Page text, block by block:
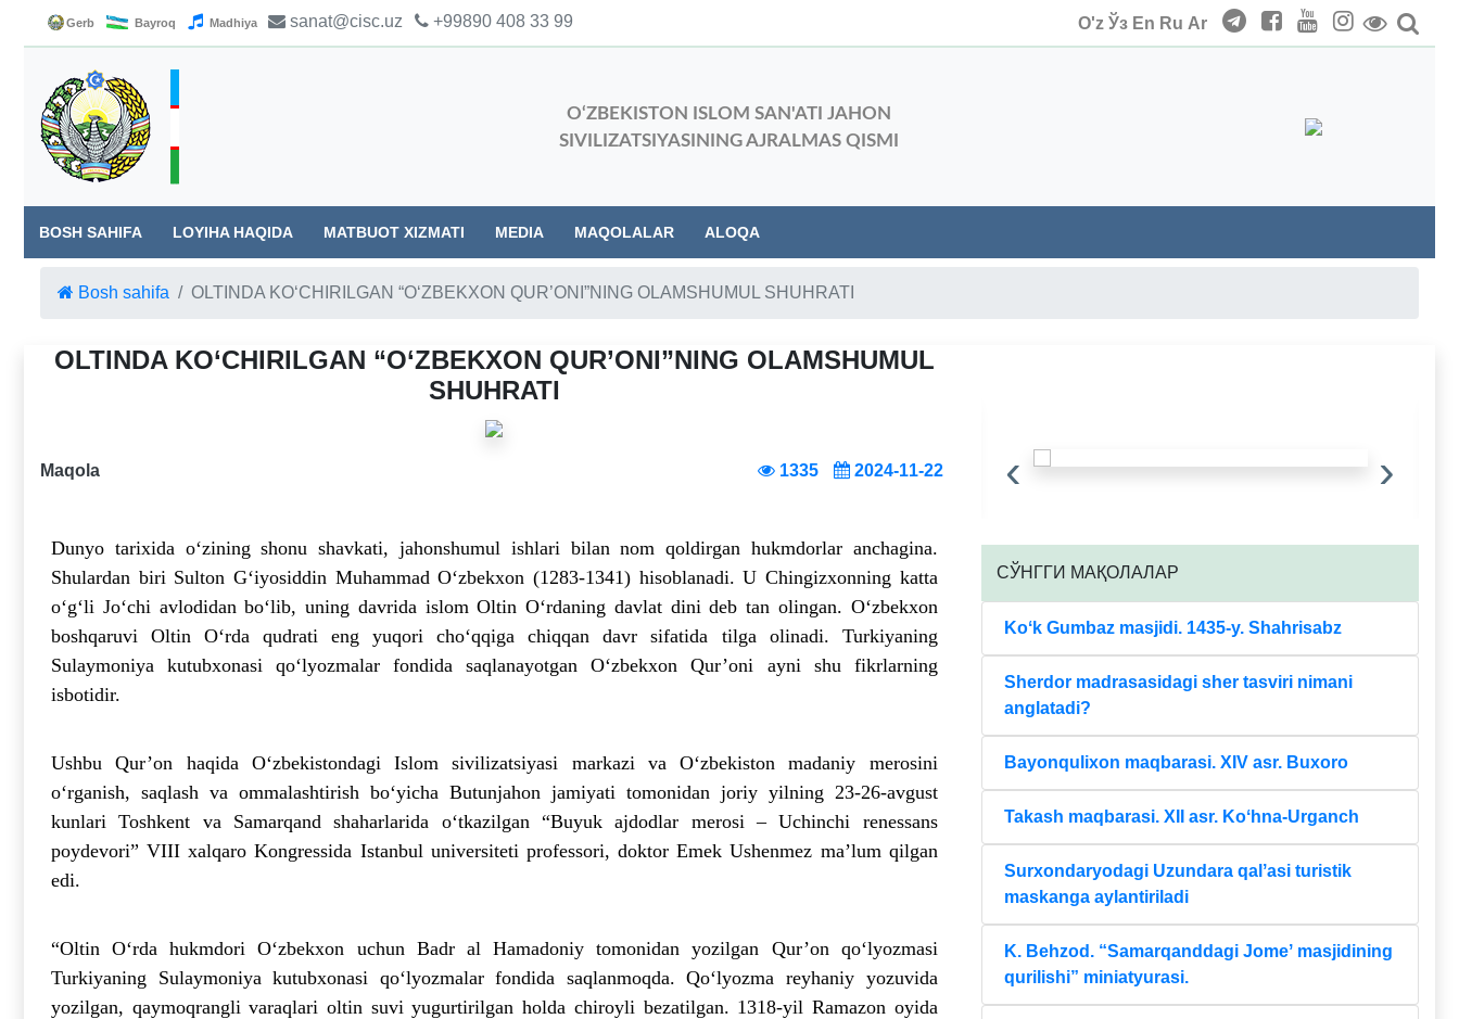
Gerb Bayroq Madhiya sanat@cisc.uz +99890 408 33 99 O'z Ўз En Ru Ar
O‘ZBEKISTON ISLOM SAN'ATI JAHON
SIVILIZATSIYASINING AJRALMAS QISMI
BOSH SAHIFA LOYIHA HAQIDA MATBUOT XIZMATI MEDIA MAQOLALAR ALOQA
Bosh sahifa OLTINDA KO‘CHIRILGAN “O‘ZBEKXON QUR’ONI”NING OLAMSHUMUL SHUHRATI
OLTINDA KO‘CHIRILGAN “O‘ZBEKXON QUR’ONI”NING OLAMSHUMUL
SHUHRATI
Maqola 1335 2024-11-22
Dunyo tarixida o‘zining shonu shavkati, jahonshumul ishlari bilan nom qoldirgan hukmdorlar anchagina.
Shulardan biri Sulton G‘iyosiddin Muhammad O‘zbekxon (1283-1341) hisoblanadi. U Chingizxonning katta
o‘g‘li Jo‘chi avlodidan bo‘lib, uning davrida islom Oltin O‘rdaning davlat dini deb tan olingan. O‘zbekxon
boshqaruvi Oltin O‘rda qudrati eng yuqori cho‘qqiga chiqqan davr sifatida tilga olinadi. Turkiyaning
Sulaymoniya kutubxonasi qo‘lyozmalar fondida saqlanayotgan O‘zbekxon Qur’oni ayni shu fikrlarning
isbotidir.
Ushbu Qur’on haqida O‘zbekistondagi Islom sivilizatsiyasi markazi va O‘zbekiston madaniy merosini
o‘rganish, saqlash va ommalashtirish bo‘yicha Butunjahon jamiyati tomonidan joriy yilning 23-26-avgust
kunlari Toshkent va Samarqand shaharlarida o‘tkazilgan “Buyuk ajdodlar merosi – Uchinchi renessans
poydevori” VIII xalqaro Kongressida Istanbul universiteti professori, doktor Emek Ushenmez ma’lum qilgan
edi.
“Oltin O‘rda hukmdori O‘zbekxon uchun Badr al Hamadoniy tomonidan yozilgan Qur’on qo‘lyozmasi
Turkiyaning Sulaymoniya kutubxonasi qo‘lyozmalar fondida saqlanmoqda. Qo‘lyozma reyhaniy yozuvida
yozilgan, qaymoqrangli varaqlari oltin suvi yugurtirilgan holda chiroyli bezatilgan. 1318-yil Ramazon oyida
‹ ›
CЎНГГИ МАҚОЛАЛАР
Koʻk Gumbaz masjidi. 1435-y. Shahrisabz
Sherdor madrasasidagi sher tasviri nimani
anglatadi?
Bayonqulixon maqbarasi. XIV asr. Buxoro
Takash maqbarasi. XII asr. Koʻhna-Urganch
Surxondaryodagi Uzundara qalʼasi turistik
maskanga aylantiriladi
K. Behzod. “Samarqanddagi Jomeʼ masjidining
qurilishi” miniatyurasi.